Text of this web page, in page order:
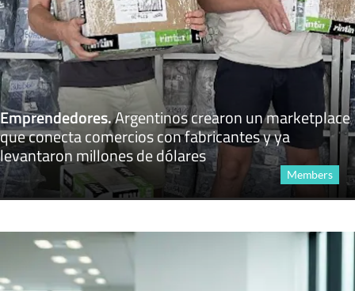
Emprendedores.Argentinos crearon un marketplace
que conecta comercios con fabricantes y ya
levantaron millones de dólares
Members